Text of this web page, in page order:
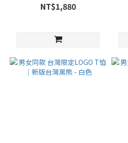
NT$1,880